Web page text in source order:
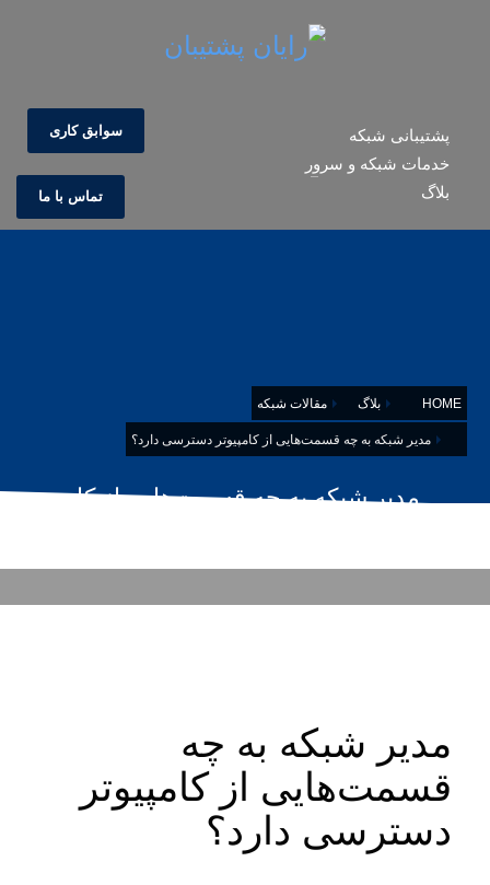
پشتیبانی شبکه
خدمات شبکه و سرور
بلاگ
سوابق کاری
تماس با ما
HOME بلاگ مقالات شبکه
مدیر شبکه به چه قسمت‌هایی از کامپیوتر دسترسی دارد؟
مدیر شبکه به چه قسمت‌هایی از کامپیوتر
مدیر شبکه به چه
قسمت‌هایی از کامپیوتر
دسترسی دارد؟